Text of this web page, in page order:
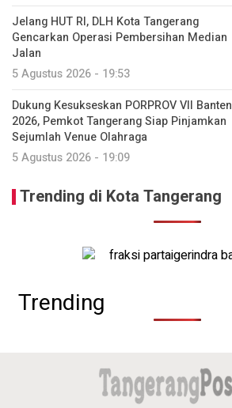
Jelang HUT RI, DLH Kota Tangerang
Gencarkan Operasi Pembersihan Median
Jalan
5 Agustus 2026 - 19:53
Dukung Kesukseskan PORPROV VII Banten
2026, Pemkot Tangerang Siap Pinjamkan
Sejumlah Venue Olahraga
5 Agustus 2026 - 19:09
Trending di Kota Tangerang
Trending